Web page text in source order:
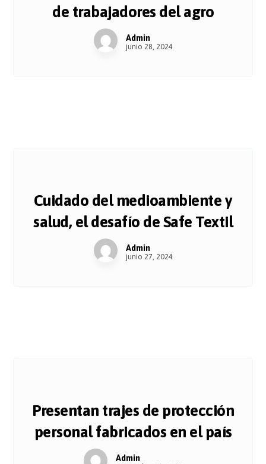
de trabajadores del agro
Admin
junio 28, 2024
Cuidado del medioambiente y
salud, el desafío de Safe Textil
Admin
junio 27, 2024
Presentan trajes de protección
personal fabricados en el país
Admin